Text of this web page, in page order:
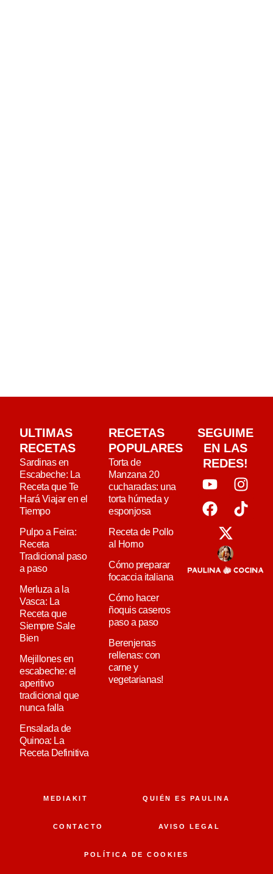
ULTIMAS
RECETAS
Sardinas en
Escabeche: La
Receta que Te
Hará Viajar en el
Tiempo
Pulpo a Feira:
Receta
Tradicional paso
a paso
Merluza a la
Vasca: La
Receta que
Siempre Sale
Bien
Mejillones en
escabeche: el
aperitivo
tradicional que
nunca falla
Ensalada de
Quinoa: La
Receta Definitiva
RECETAS
POPULARES
Torta de
Manzana 20
cucharadas: una
torta húmeda y
esponjosa
Receta de Pollo
al Horno
Cómo preparar
focaccia italiana
Cómo hacer
ñoquis caseros
paso a paso
Berenjenas
rellenas: con
carne y
vegetarianas!
SEGUIME
EN LAS
REDES!
MEDIAKIT QUIÉN ES PAULINA
CONTACTO AVISO LEGAL
POLÍTICA DE COOKIES